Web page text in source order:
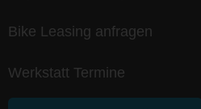
Bike Leasing anfragen
Werkstatt Termine